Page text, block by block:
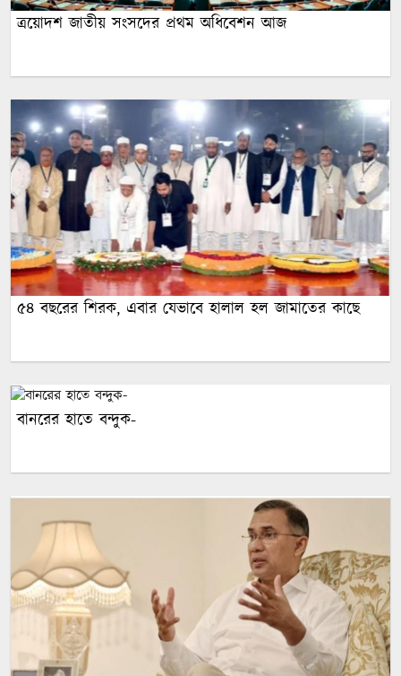
ত্রয়োদশ জাতীয় সংসদের প্রথম অধিবেশন আজ
৫৪ বছরের শিরক, এবার যেভাবে হালাল হল জামাতের কাছে
বানরের হাতে বন্দুক-